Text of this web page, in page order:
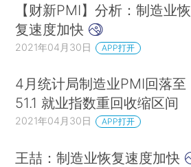
【财新PMI】分析：制造业恢
复速度加快
2021年04月30日 APP打开
4月统计局制造业PMI回落至
51.1 就业指数重回收缩区间
2021年04月30日 APP打开
王喆：制造业恢复速度加快